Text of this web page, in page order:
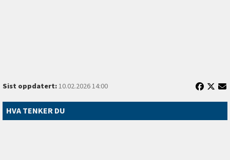
Sist oppdatert:10.02.2026 14:00
HVA TENKER DU